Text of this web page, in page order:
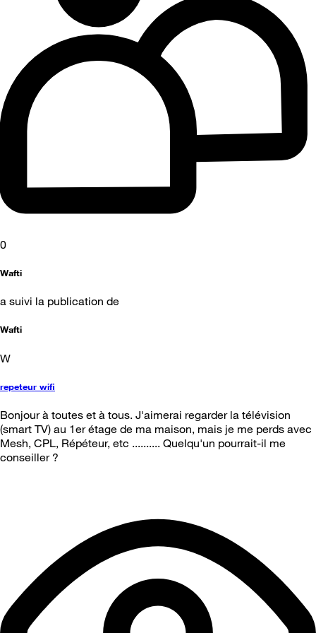
0
Wafti
a suivi la publication de
Wafti
W
repeteur wifi
Bonjour à toutes et à tous. J'aimerai regarder la télévision
(smart TV) au 1er étage de ma maison, mais je me perds avec
Mesh, CPL, Répéteur, etc .......... Quelqu'un pourrait-il me
conseiller ?